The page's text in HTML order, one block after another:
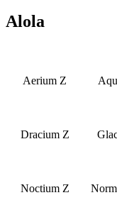
Alola
Aerium Z
Dracium Z
Noctium Z